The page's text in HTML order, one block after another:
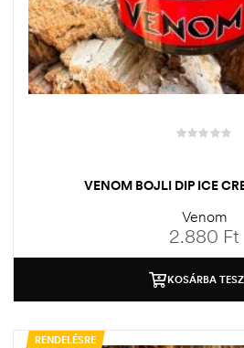
VENOM BOJLI DIP ICE
Venom
2.880 Ft
KOSÁRBA
RENDELÉSRE